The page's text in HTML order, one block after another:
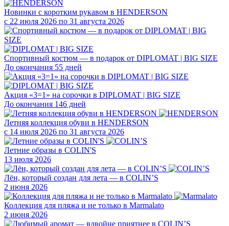
Новинки с коротким рукавом в HENDERSON
с 22 июля 2026 по 31 августа 2026
Спортивный костюм — в подарок от DIPLOMAT | BIG SIZE
До окончания 55 дней
Акция «3=1» на сорочки в DIPLOMAT | BIG SIZE
До окончания 146 дней
Летняя коллекция обуви в HENDERSON
с 14 июля 2026 по 31 августа 2026
Летние образы в COLIN'S
13 июля 2026
Лён, который создан для лета — в COLIN’S
2 июня 2026
Коллекция для пляжа и не только в Marmalato
2 июня 2026